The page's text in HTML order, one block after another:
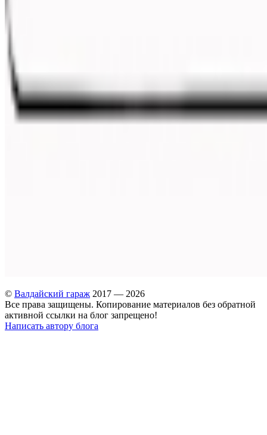
© Валдайский гараж 2017 — 2026
Все права защищены. Копирование материалов без обратной
активной ссылки на блог запрещено!
Написать автору блога